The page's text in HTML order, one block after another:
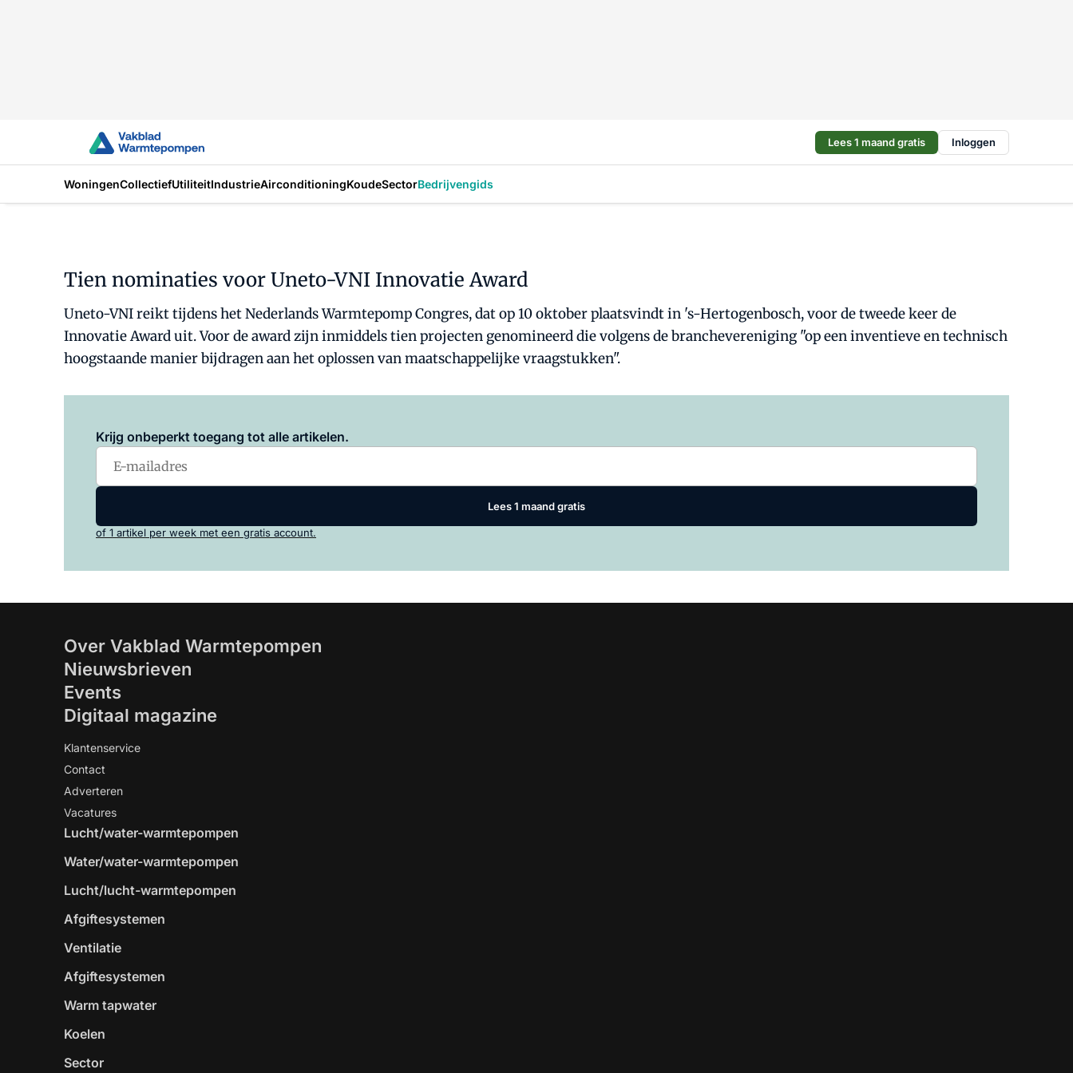
Lees 1 maand gratis Inloggen
WoningenCollectiefUtiliteitIndustrieAirconditioningKoudeSectorBedrijvengids
Tien nominaties voor Uneto-VNI Innovatie Award
Uneto-VNI reikt tijdens het Nederlands Warmtepomp Congres, dat op 10 oktober plaatsvindt in 's-Hertogenbosch, voor de tweede keer de
Innovatie Award uit. Voor de award zijn inmiddels tien projecten genomineerd die volgens de branchevereniging "op een inventieve en technisch
hoogstaande manier bijdragen aan het oplossen van maatschappelijke vraagstukken".
Krijg onbeperkt toegang tot alle artikelen.
Lees 1 maand gratis
of 1 artikel per week met een gratis account.
Over Vakblad Warmtepompen
Nieuwsbrieven
Events
Digitaal magazine
Klantenservice
Contact
Adverteren
Vacatures
Lucht/water-warmtepompen
Water/water-warmtepompen
Lucht/lucht-warmtepompen
Afgiftesystemen
Ventilatie
Afgiftesystemen
Warm tapwater
Koelen
Sector